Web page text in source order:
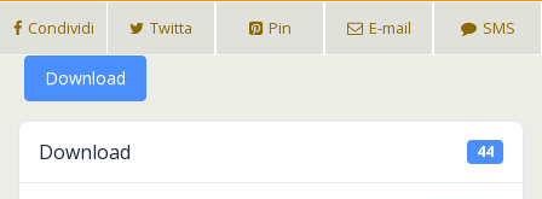
Condividi Twitta Pin E-mail SMS
Download
Download 44